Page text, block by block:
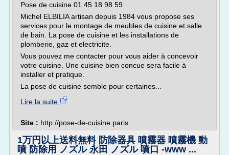
Pose de cuisine 01 45 18 98 59
Michel ELBILIA artisan depuis 1984 vous propose ses
services pour le montage de meubles de cuisine et salle
de bain. La pose de cuisine et les installations de
plomberie, gaz et electricite.
Vous pouvez me contacter pour vous aider à concevoir
votre cuisine. Une cuisine bien concue sera facile à
installer et pratique.
La pose de cuisine semble pour certaines...
Lire la suite
Site : http://pose-de-cuisine.paris
1万円以上送料無料 防除器具 噴霧器 噴霧機 動
噴 防除用 ノズル 永田 ノズル 噴口 -www ...